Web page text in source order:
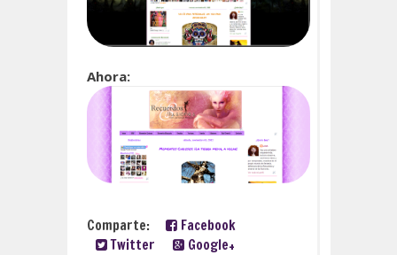
Ahora:
Comparte:
Facebook
Twitter
Google+